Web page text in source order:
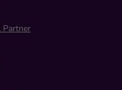
Partner